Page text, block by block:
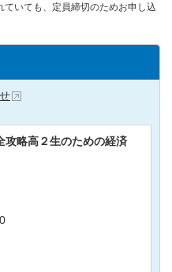
ていても、定員締切のためお申し込
攻略高２生のための経済